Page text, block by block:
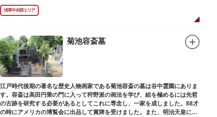
包材、調理衣装など「食」にまつわる約170軒の専門店が集まる個性的な専
門商店街として賑わいを見せています。もちろん、ほとんどのお店が小売に
も対応。家庭の調理用具を購入したい人や観光客にもおすすめです。食品サ
毎年、道具の日である10月9日前後に開催される「かっぱ橋道具まつり」で
は、各店舗がおすすめ商品や掘り出しものを販売。また、年ごとに異なる
様々な催しものも行われます。
浅草中央部エリア
菊池容斎墓
江戸時代後期の著名な歴史人物画家である菊池容斎の墓は谷中霊園にありま
す。容斎は高田円乗の門に入って狩野派の画法を学び、絵を極めるには先哲
の古跡を研究する必要があるとしてこれに専念し、一家を成しました。88才
の時にアメリカの博覧会に出品して賞牌を受けました。また、明治天皇に